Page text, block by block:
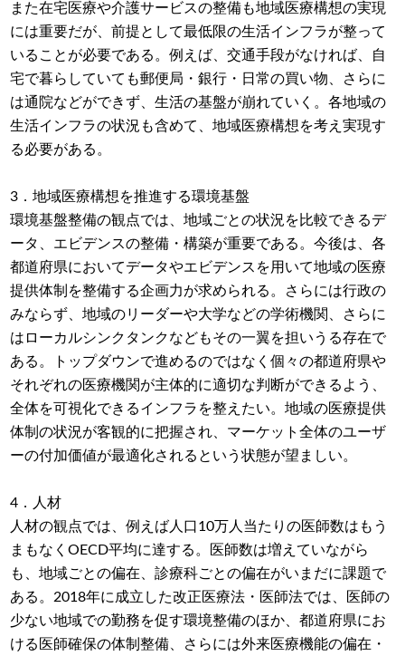
また在宅医療や介護サービスの整備も地域医療構想の実現
には重要だが、前提として最低限の生活インフラが整って
いることが必要である。例えば、交通手段がなければ、自
宅で暮らしていても郵便局・銀行・日常の買い物、さらに
は通院などができず、生活の基盤が崩れていく。各地域の
生活インフラの状況も含めて、地域医療構想を考え実現す
る必要がある。
3．地域医療構想を推進する環境基盤
環境基盤整備の観点では、地域ごとの状況を比較できるデ
ータ、エビデンスの整備・構築が重要である。今後は、各
都道府県においてデータやエビデンスを用いて地域の医療
提供体制を整備する企画力が求められる。さらには行政の
みならず、地域のリーダーや大学などの学術機関、さらに
はローカルシンクタンクなどもその一翼を担いうる存在で
ある。トップダウンで進めるのではなく個々の都道府県や
それぞれの医療機関が主体的に適切な判断ができるよう、
全体を可視化できるインフラを整えたい。地域の医療提供
体制の状況が客観的に把握され、マーケット全体のユーザ
ーの付加価値が最適化されるという状態が望ましい。
4．人材
人材の観点では、例えば人口10万人当たりの医師数はもう
まもなくOECD平均に達する。医師数は増えていながら
も、地域ごとの偏在、診療科ごとの偏在がいまだに課題で
ある。2018年に成立した改正医療法・医師法では、医師の
少ない地域での勤務を促す環境整備のほか、都道府県にお
ける医師確保の体制整備、さらには外来医療機能の偏在・